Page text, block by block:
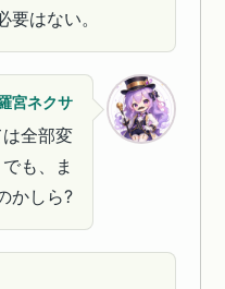
要はない。
宮ネクサ
全部変
も、ま
かしら?